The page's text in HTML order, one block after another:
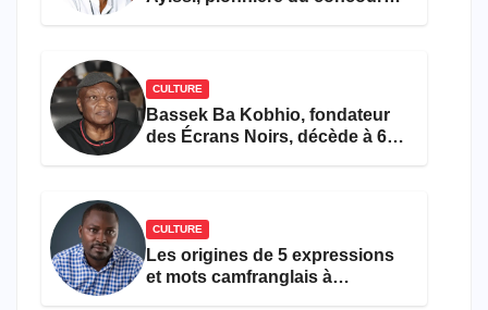
CULTURE
Bassek Ba Kobhio, fondateur
des Écrans Noirs, décède à 69
CULTURE
Les origines de 5 expressions
et mots camfranglais à